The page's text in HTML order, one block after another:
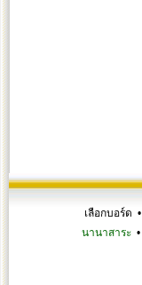
เลือกบอร์ด •
นานาสาระ•